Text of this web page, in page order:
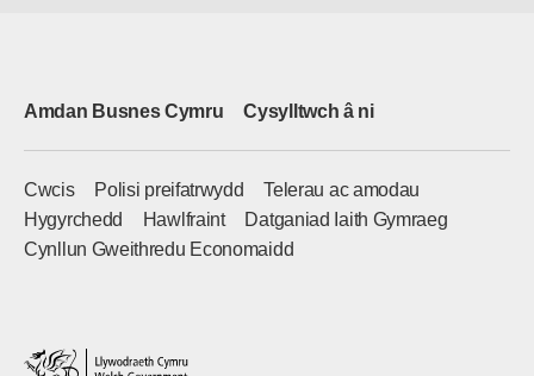
Amdan Busnes Cymru Cysylltwch â ni
Cwcis Polisi preifatrwydd
Telerau ac amodau
Hygyrchedd
Hawlfraint
Datganiad Iaith Gymraeg
Cynllun Gweithredu Economaidd